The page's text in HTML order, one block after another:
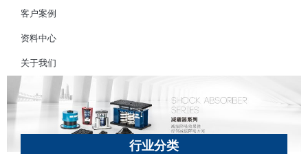
客户案例
资料中心
关于我们
行业分类